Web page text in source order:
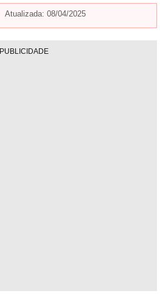
Atualizada: 08/04/2025
PUBLICIDADE